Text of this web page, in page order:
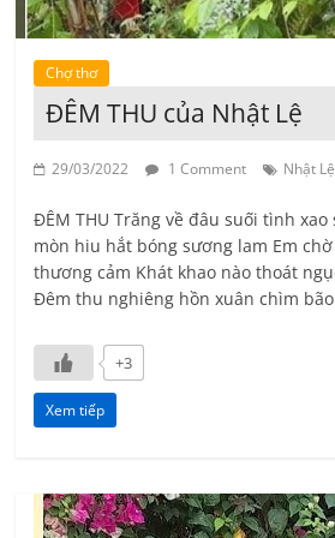
Chợ thơ
ĐÊM THU của Nhật Lệ
29/03/2022 1 Comment Nhật Lệ
ĐÊM THU Trăng về đâu suối tình
mòn hiu hắt bóng sương lam Em
thương cảm Khát khao nào thoát
Đêm thu nghiêng hồn xuân chìm
+3
Xem tiếp